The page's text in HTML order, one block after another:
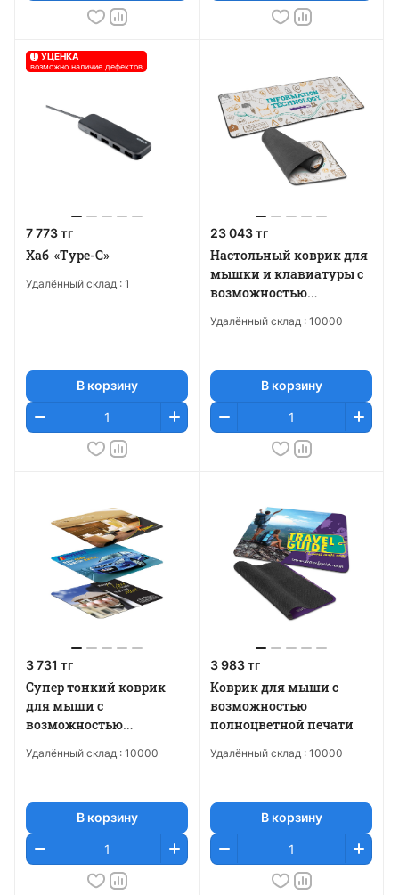
! УЦЕНКА
возможно наличие дефектов
7 773 тг
Хаб «Type-C»
Удалённый склад : 1
В корзину
23 043 тг
Настольный коврик для
мышки и клавиатуры с
возможностью
Удалённый склад : 10000
В корзину
3 731 тг
Супер тонкий коврик
для мыши с
возможностью
Удалённый склад : 10000
В корзину
3 983 тг
Коврик для мыши с
возможностью
полноцветной печати
Удалённый склад : 10000
В корзину